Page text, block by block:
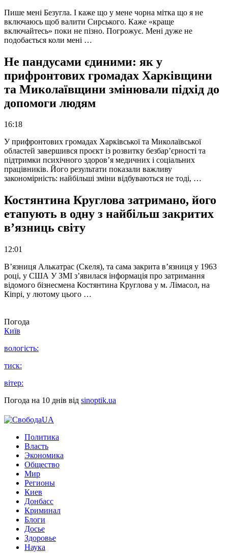
Пише мені Безугла. І каже що у мене чорна мітка що я не
включаюсь щоб валити Сирського. Каже «краще
включайтесь» поки не пізно. Погрожує. Мені дуже не
подобається коли мені …
Не пандусами єдиними: як у
прифронтових громадах Харківщини
та Миколаївщини змінювали підхід до
допомоги людям
16:18
У прифронтових громадах Харківської та Миколаївської
областей завершився проєкт із розвитку безбар’єрності та
підтримки психічного здоров’я медичних і соціальних
працівників. Його результати показали важливу
закономірність: найбільші зміни відбуваються не тоді, …
Костянтина Круглова затримано, його
етапують в одну з найбільш закритих
в’язниць світу
12:01
В’язниця Алькатрас (Скеля), та сама закрита в’язниця у 1963
році, у США У ЗМІ з’явилася інформація про затримання
відомого бізнесмена Костянтина Круглова у м. Лімасол, на
Кіпрі, у лютому цього …
Погода
Київ
вологість:
тиск:
вітер:
Погода на 10 днів від sinoptik.ua
Политика
Власть
Экономика
Общество
Мир
Регионы
Киев
Донбасс
Криминал
Блоги
Досье
Здоровье
Наука